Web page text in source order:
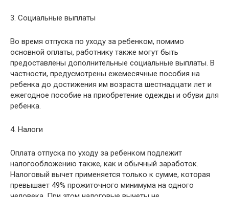
3. Социальные выплаты
Во время отпуска по уходу за ребенком, помимо
основной оплаты, работнику также могут быть
предоставлены дополнительные социальные выплаты. В
частности, предусмотрены ежемесячные пособия на
ребенка до достижения им возраста шестнадцати лет и
ежегодное пособие на приобретение одежды и обуви для
ребенка.
4. Налоги
Оплата отпуска по уходу за ребенком подлежит
налогообложению также, как и обычный заработок.
Налоговый вычет применяется только к сумме, которая
превышает 49% прожиточного минимума на одного